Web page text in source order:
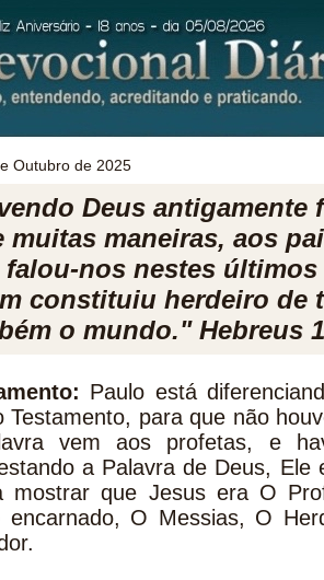
Outubro de 2025
Deus antigamente
muitas maneiras, aos
falou-nos nestes
constituiu herdeiro de
o mundo." Hebreus
Paulo está
Testamento, para que não
vem aos profetas, e
a Palavra de Deus,
mostrar que Jesus era O
encarnado, O Messias, O